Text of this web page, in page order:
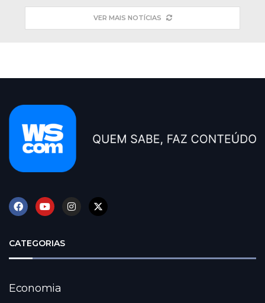
VER MAIS NOTÍCIAS
CATEGORIAS
Economia